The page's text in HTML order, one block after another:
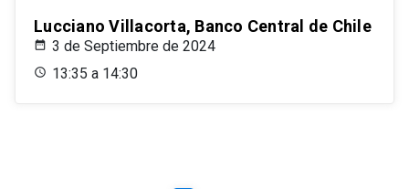
Lucciano Villacorta, Banco Central de Chile
3 de Septiembre de 2024
13:35 a 14:30